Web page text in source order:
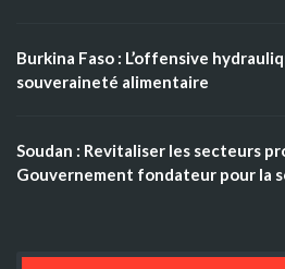
Burkina Faso : L’offensive
souveraineté alimentaire
Soudan : Revitaliser les secteurs
Gouvernement fondateur pour la